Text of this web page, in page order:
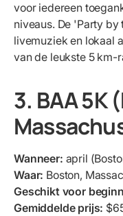
voor iedereen
niveaus. De 'Party by
livemuziek en lokaal
van de leukste 5 km-
3. BAA 5K
Wanneer: april
Waar: Boston,
Geschikt voor
Gemiddelde prijs: